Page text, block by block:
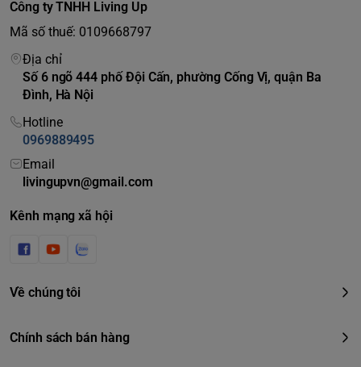
Công ty TNHH Living Up
Mã số thuế: 0109668797
Địa chỉ
Số 6 ngõ 444 phố Đội Cấn, phường Cống Vị, quận Ba
Đình, Hà Nội
Hotline
0969889495
Email
livingupvn@gmail.com
Kênh mạng xã hội
Về chúng tôi
Chính sách bán hàng